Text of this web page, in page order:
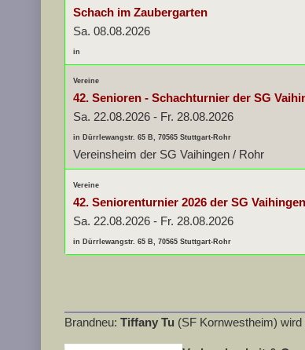
Schach im Zaubergarten
Sa. 08.08.2026
in
Vereine
42. Senioren - Schachturnier der SG
Sa. 22.08.2026 - Fr. 28.08.2026
in Dürrlewangstr. 65 B, 70565 Stuttgart-Rohr
Vereinsheim der SG Vaihingen / Rohr
Vereine
42. Seniorenturnier 2026 der SG
Sa. 22.08.2026 - Fr. 28.08.2026
in Dürrlewangstr. 65 B, 70565 Stuttgart-Rohr
Brandneu: Tiffany Tu (SF Kornwestheim) wird